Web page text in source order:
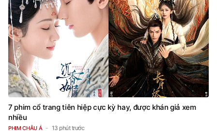
7 phim cổ trang tiên hiệp cực kỳ hay, được khán giả xem
nhiều
PHIM CHÂU Á